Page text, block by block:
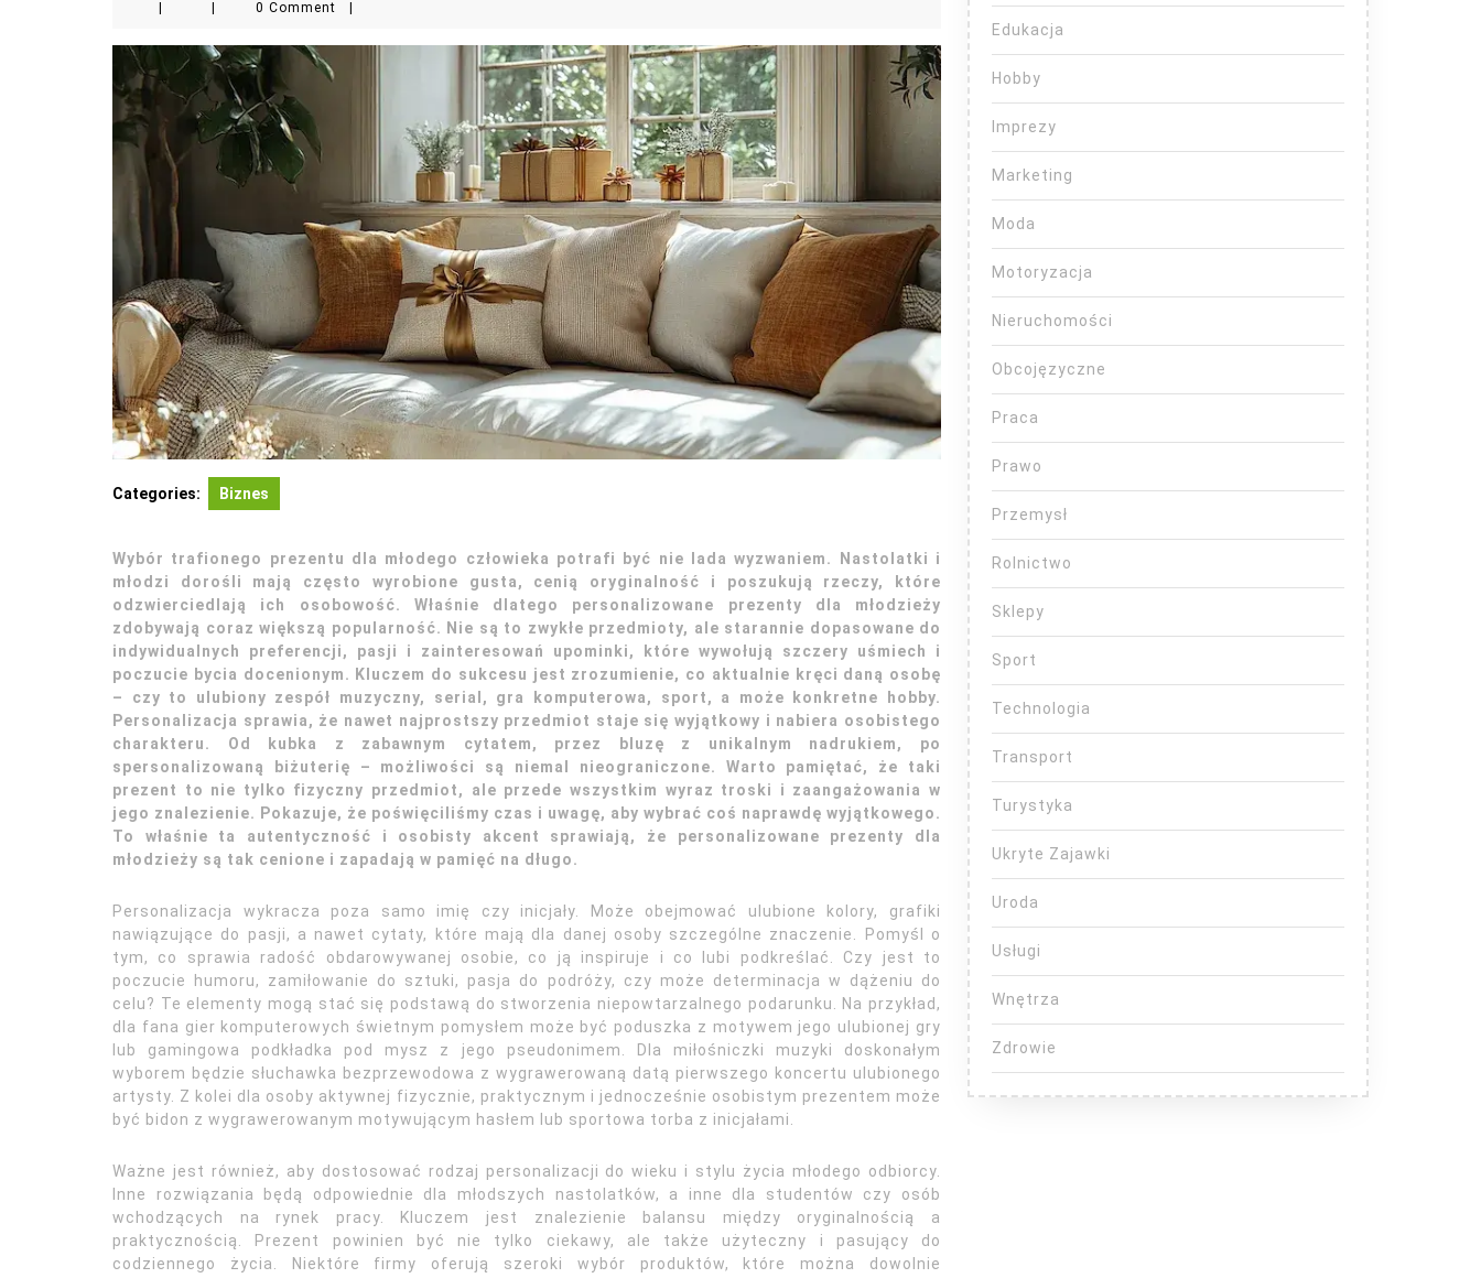
0 Comment
Categories: Biznes
Wybór trafionego prezentu dla młodego człowieka potrafi być nie lada wyzwaniem. Nastolatki i
młodzi dorośli mają często wyrobione gusta, cenią oryginalność i poszukują rzeczy, które
odzwierciedlają ich osobowość. Właśnie dlatego personalizowane prezenty dla młodzieży
zdobywają coraz większą popularność. Nie są to zwykłe przedmioty, ale starannie dopasowane do
indywidualnych preferencji, pasji i zainteresowań upominki, które wywołują szczery uśmiech i
poczucie bycia docenionym. Kluczem do sukcesu jest zrozumienie, co aktualnie kręci daną osobę
– czy to ulubiony zespół muzyczny, serial, gra komputerowa, sport, a może konkretne hobby.
Personalizacja sprawia, że nawet najprostszy przedmiot staje się wyjątkowy i nabiera osobistego
charakteru. Od kubka z zabawnym cytatem, przez bluzę z unikalnym nadrukiem, po
spersonalizowaną biżuterię – możliwości są niemal nieograniczone. Warto pamiętać, że taki
prezent to nie tylko fizyczny przedmiot, ale przede wszystkim wyraz troski i zaangażowania w
jego znalezienie. Pokazuje, że poświęciliśmy czas i uwagę, aby wybrać coś naprawdę wyjątkowego.
To właśnie ta autentyczność i osobisty akcent sprawiają, że personalizowane prezenty dla
młodzieży są tak cenione i zapadają w pamięć na długo.
Personalizacja wykracza poza samo imię czy inicjały. Może obejmować ulubione kolory, grafiki
nawiązujące do pasji, a nawet cytaty, które mają dla danej osoby szczególne znaczenie. Pomyśl o
tym, co sprawia radość obdarowywanej osobie, co ją inspiruje i co lubi podkreślać. Czy jest to
poczucie humoru, zamiłowanie do sztuki, pasja do podróży, czy może determinacja w dążeniu do
celu? Te elementy mogą stać się podstawą do stworzenia niepowtarzalnego podarunku. Na przykład,
dla fana gier komputerowych świetnym pomysłem może być poduszka z motywem jego ulubionej gry
lub gamingowa podkładka pod mysz z jego pseudonimem. Dla miłośniczki muzyki doskonałym
wyborem będzie słuchawka bezprzewodowa z wygrawerowaną datą pierwszego koncertu ulubionego
artysty. Z kolei dla osoby aktywnej fizycznie, praktycznym i jednocześnie osobistym prezentem może
być bidon z wygrawerowanym motywującym hasłem lub sportowa torba z inicjałami.
Ważne jest również, aby dostosować rodzaj personalizacji do wieku i stylu życia młodego odbiorcy.
Inne rozwiązania będą odpowiednie dla młodszych nastolatków, a inne dla studentów czy osób
wchodzących na rynek pracy. Kluczem jest znalezienie balansu między oryginalnością a
praktycznością. Prezent powinien być nie tylko ciekawy, ale także użyteczny i pasujący do
codziennego życia. Niektóre firmy oferują szeroki wybór produktów, które można dowolnie
Edukacja
Hobby
Imprezy
Marketing
Moda
Motoryzacja
Nieruchomości
Obcojęzyczne
Praca
Prawo
Przemysł
Rolnictwo
Sklepy
Sport
Technologia
Transport
Turystyka
Ukryte Zajawki
Uroda
Usługi
Wnętrza
Zdrowie